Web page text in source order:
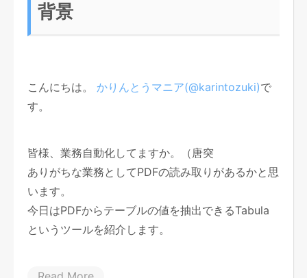
背景
こんにちは。 かりんとうマニア(@karintozuki)で
す。
皆様、業務自動化してますか。（唐突
ありがちな業務としてPDFの読み取りがあるかと思
います。
今日はPDFからテーブルの値を抽出できるTabula
というツールを紹介します。